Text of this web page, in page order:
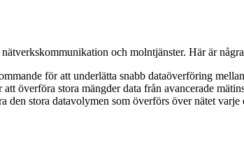
och molntjänster. Här är
för att underlätta snabb dataöverföring
överföra stora mängder data från avancerade
den stora datavolymen som överförs över nätet varje